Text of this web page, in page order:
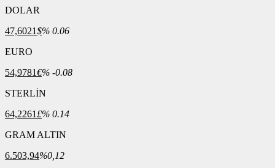
DOLAR
47,6021$% 0.06
EURO
54,9781€% -0.08
STERLİN
64,2261£% 0.14
GRAM ALTIN
6.503,94%0,12